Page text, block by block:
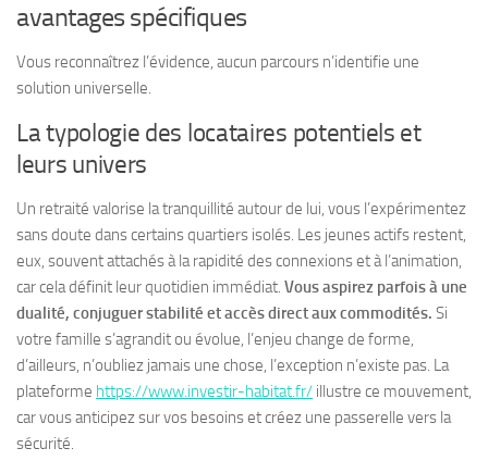
avantages spécifiques
Vous reconnaîtrez l’évidence, aucun parcours n’identifie une
solution universelle.
La typologie des locataires potentiels et
leurs univers
Un retraité valorise la tranquillité autour de lui, vous l’expérimentez
sans doute dans certains quartiers isolés. Les jeunes actifs restent,
eux, souvent attachés à la rapidité des connexions et à l’animation,
car cela définit leur quotidien immédiat. Vous aspirez parfois à une
dualité, conjuguer stabilité et accès direct aux commodités. Si
votre famille s’agrandit ou évolue, l’enjeu change de forme,
d’ailleurs, n’oubliez jamais une chose, l’exception n’existe pas. La
plateforme https://www.investir-habitat.fr/ illustre ce mouvement,
car vous anticipez sur vos besoins et créez une passerelle vers la
sécurité.